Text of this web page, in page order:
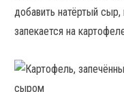
добавить натёртый
запекается на